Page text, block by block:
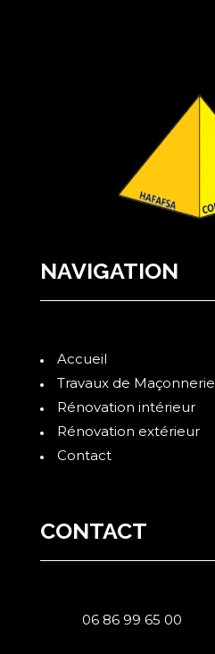
NAVIGATION
Accueil
Travaux de Maçonnerie
Rénovation intérieur
Rénovation extérieur
Contact
CONTACT
06 86 99 65 00